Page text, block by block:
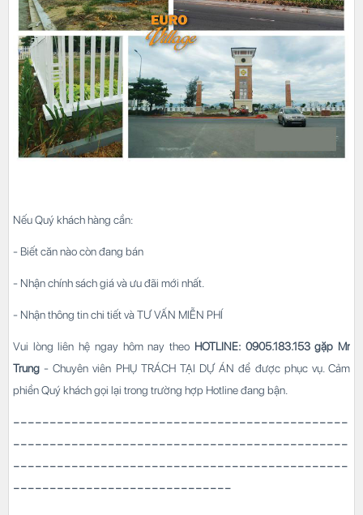
Nếu Quý khách hàng cần:
- Biết căn nào còn đang bán
- Nhận chính sách giá và ưu đãi mới nhất.
- Nhận thông tin chi tiết và TƯ VẤN MIỄN PHÍ
Vui lòng liên hệ ngay hôm nay theo HOTLINE: 0905.183.153 gặp Mr
Trung - Chuyên viên PHỤ TRÁCH TẠI DỰ ÁN để được phục vụ. Cảm
phiền Quý khách gọi lại trong trường hợp Hotline đang bận.
----------------------------------------------
----------------------------------------------
----------------------------------------------
------------------------------